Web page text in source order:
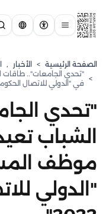
الصفحة الرئيسية > الأخبار ,
>
"تحدي الجامعات"..
في "الدولي للاتصال الحكومي
"تحدي
الشباب
موظف
"الدولي